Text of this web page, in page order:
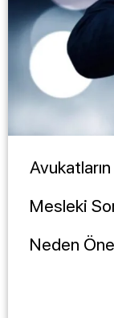
Mesleki
Neden